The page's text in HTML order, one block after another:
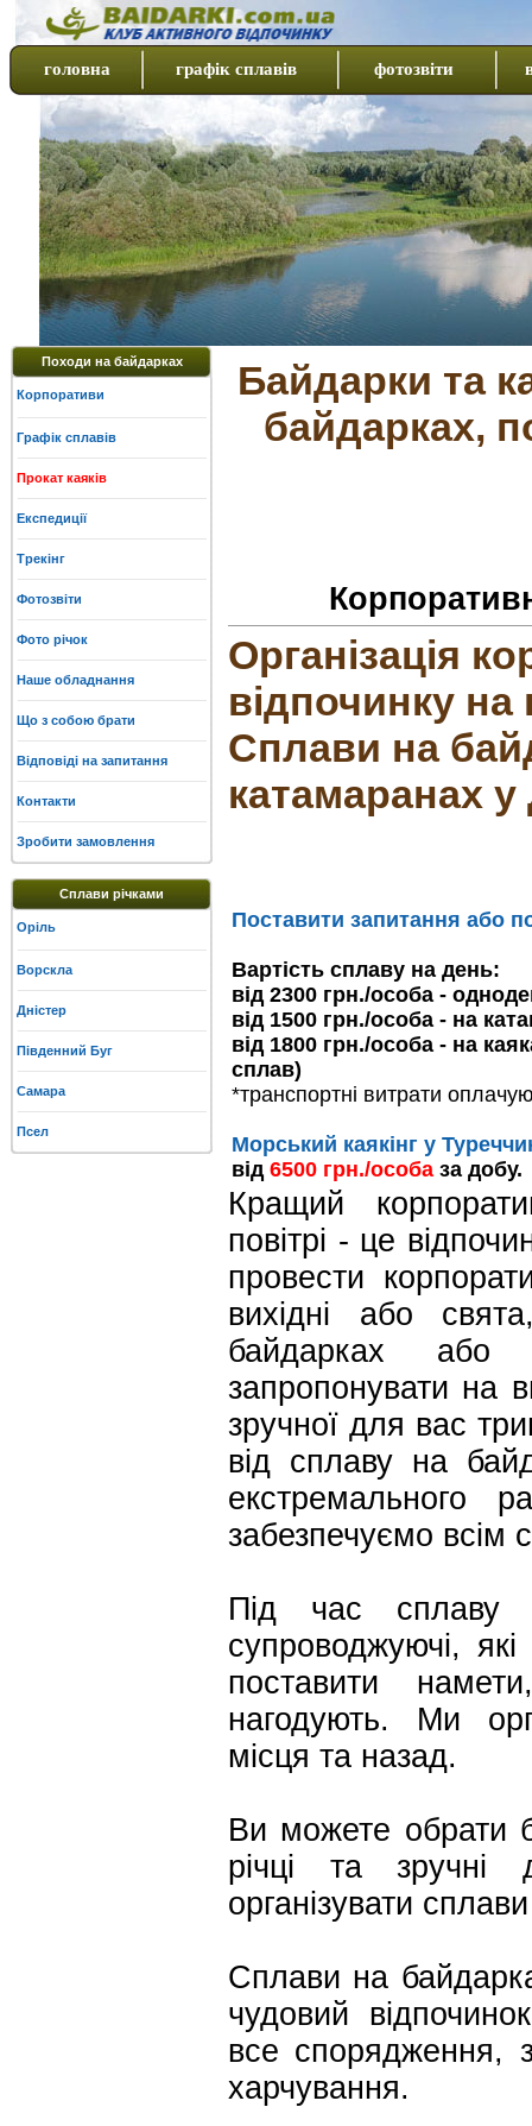
головна графік сплавів фотозвіти
Походи на байдарках
Корпоративи
Графік сплавів
Прокат каяків
Експедиції
Трекінг
Фотозвіти
Фото річок
Наше обладнання
Що з собою брати
Відповіді на запитання
Контакти
Зробити замовлення
Сплави річками
Оріль
Ворскла
Дністер
Південний Буг
Самара
Псел
Байдарки та
байдарках,
Організація
відпочинку на
Сплави на
катамаранах у
Поставити запитання або
Вартість сплаву на день:
від 2300 грн./особа -
від 1500 грн./особа - на
від 1800 грн./особа - на
сплав)
*транспортні витрати
Морський каякінг у
від 6500 грн./особа за добу.
Кращий
повітрі - це
провести
вихідні або
байдарках
запропонувати на
зручної для вас
від сплаву на
екстремального
забезпечуємо
Під час сплаву
супроводжуючі,
поставити
нагодують. Ми
місця та назад.
Ви можете обрати
річці та
організувати
Сплави на
чудовий
все спорядження,
харчування.